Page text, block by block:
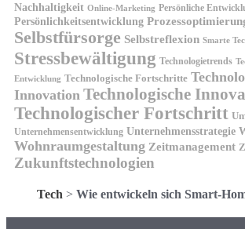
Nachhaltigkeit Online-Marketing Persönliche
Persönlichkeitsentwicklung
Selbstfürsorge Selbstreflexion Smarte
Stressbewältigung Technologietrends
Entwicklung Technologische Fortschritte
Innovation Technologische
Technologischer Fortschritt
Unternehmensentwicklung Unternehmensstrategie
Wohnraumgestaltung Zeitmanagement
Zukunftstechnologien
Tech > Wie entwickeln sich Smart-